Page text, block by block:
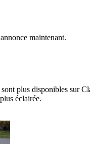
maintenant.
plus disponibles
éclairée.